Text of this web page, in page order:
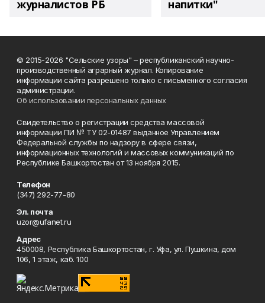
журналистов РБ напитки"
© 2015-2026 "Сельские узоры" – республиканский научно-
производственный аграрный журнал. Копирование
информации сайта разрешено только с письменного согласия
администрации.
Об использовании персональных данных
Свидетельство о регистрации средства массовой
информации ПИ № ТУ 02-01487 выданное Управлением
Федеральной службы по надзору в сфере связи,
информационных технологий и массовых коммуникаций по
Республике Башкортостан от 13 ноября 2015.
Телефон
(347) 292-77-80
Эл. почта
uzor@ufanet.ru
Адрес
450008, Республика Башкортостан, г. Уфа, ул. Пушкина, дом
106, 1 этаж, каб. 100